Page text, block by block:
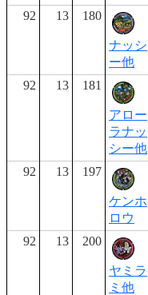
92 13 180
ナッシ
ー他
92 13 181
アロー
ラナッ
シー他
92 13 197
ケンホ
ロウ
92 13 200
ヤミラ
ミ他